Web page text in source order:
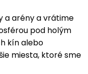
a arény a vrátime
pod holým
kín alebo
miesta, ktoré sme